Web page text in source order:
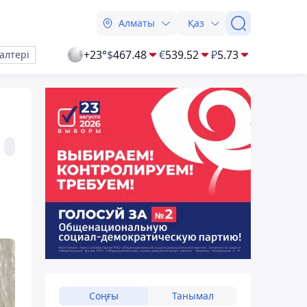
Алматы Қаз
+23°$467.48 €539.52 ₽5.73
Соңғы Танымал